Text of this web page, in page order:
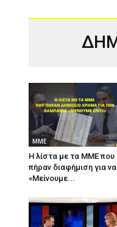
ΜΜΕ
Η λίστα με τα ΜΜΕ που
πήραν διαφήμιση για να
«Μείνουμε...